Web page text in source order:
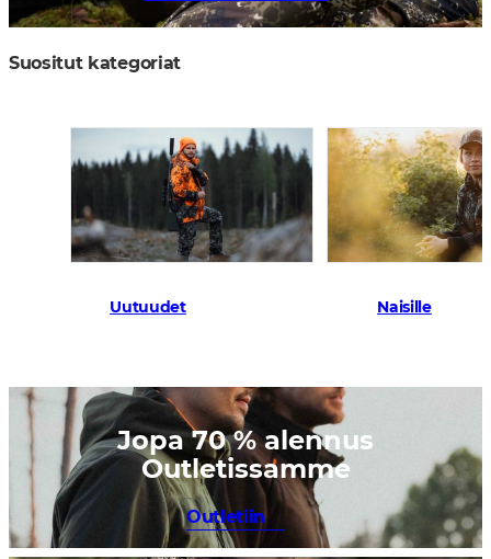
Suositut kategoriat
Uutuudet Naisille
Jopa 70 % alennus
Outletissamme
Outletiin